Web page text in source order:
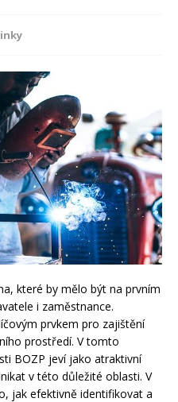
které by mělo být na prvním
i zaměstnance.
prvkem pro zajištění
prostředí. V tomto
BOZP jeví jako atraktivní
v této důležité oblasti. V
jak efektivně identifikovat a